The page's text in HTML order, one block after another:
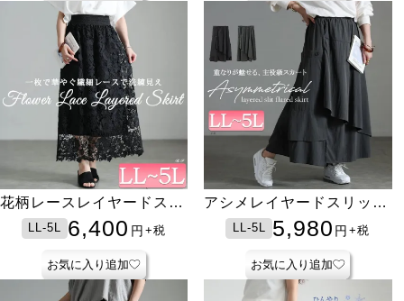
花柄レースレイヤードスカ
ートLL-5L 6,400 円 +税
お気に入り追加
アシメレイヤードスリット
フレアスカート
LL-5L 5,980 円 +税
お気に入り追加